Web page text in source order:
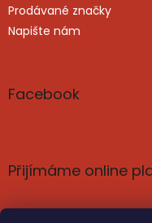
Prodávané značky
Napište nám
Facebook
Přijímáme online